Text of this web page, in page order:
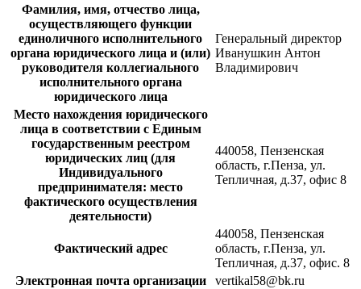
Фамилия, имя, отчество лица,
осуществляющего функции
единоличного исполнительного
органа юридического лица и (или)
руководителя коллегиального
исполнительного органа
юридического лица
Генеральный директор
Иванушкин Антон
Владимирович
Место нахождения юридического
лица в соответствии с Единым
государственным реестром
юридических лиц (для
Индивидуального
предпринимателя: место
фактического осуществления
деятельности)
440058, Пензенская
область, г.Пенза, ул.
Тепличная, д.37, офис 8
Фактический адрес
440058, Пензенская
область, г.Пенза, ул.
Тепличная, д.37, офис. 8
Электронная почта организации
vertikal58@bk.ru